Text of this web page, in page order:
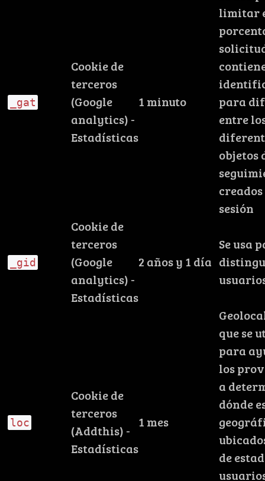
_gat
Cookie de
terceros
(Google
analytics) -
Estadísticas
1 minuto
limitar
para
entre
objetos
sesión
_gid
Cookie de
terceros
(Google
analytics) -
Estadísticas
2 años y 1 día
Se usa
loc
Cookie de
terceros
(Addthis) -
Estadísticas
1 mes
que se
para
los
a
dónde
de